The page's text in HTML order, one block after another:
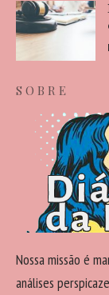
SOBRE
Nossa missão é
análises